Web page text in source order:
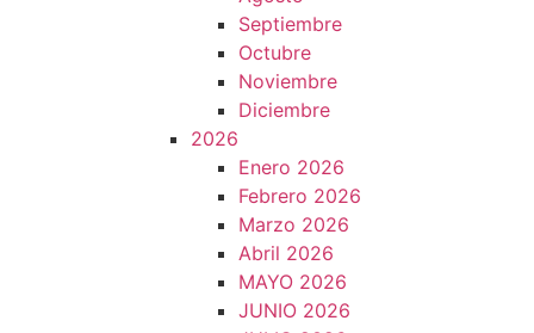
Septiembre
Octubre
Noviembre
Diciembre
2026
Enero 2026
Febrero 2026
Marzo 2026
Abril 2026
MAYO 2026
JUNIO 2026